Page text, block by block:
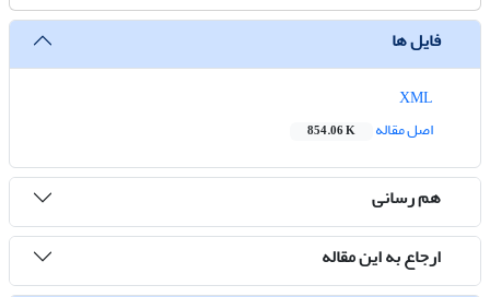
فایل ها
اصل مقاله
854.06 K
هم رسانی
ارجاع به این مقاله